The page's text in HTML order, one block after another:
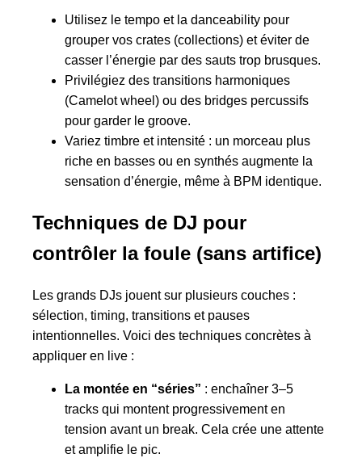
Utilisez le tempo et la danceability pour
grouper vos crates (collections) et éviter de
casser l’énergie par des sauts trop brusques.
Privilégiez des transitions harmoniques
(Camelot wheel) ou des bridges percussifs
pour garder le groove.
Variez timbre et intensité : un morceau plus
riche en basses ou en synthés augmente la
sensation d’énergie, même à BPM identique.
Techniques de DJ pour
contrôler la foule (sans artifice)
Les grands DJs jouent sur plusieurs couches :
sélection, timing, transitions et pauses
intentionnelles. Voici des techniques concrètes à
appliquer en live :
La montée en “séries” : enchaîner 3–5
tracks qui montent progressivement en
tension avant un break. Cela crée une attente
et amplifie le pic.